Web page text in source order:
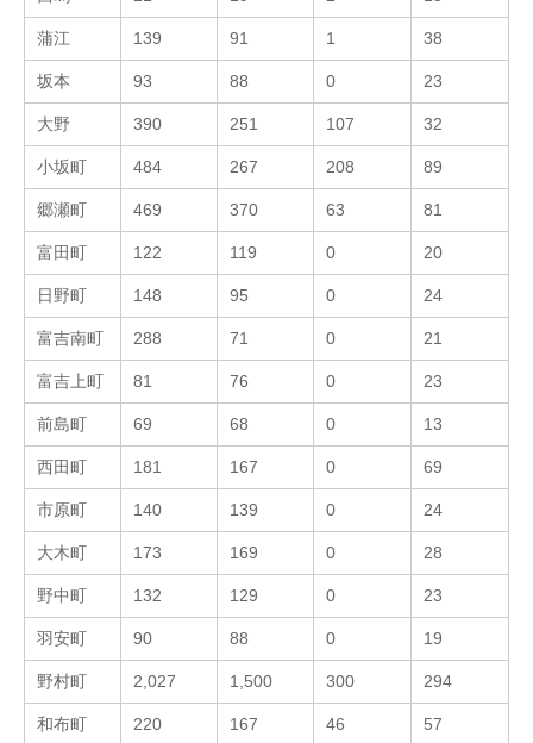
蒲江 139 91 1 38
坂本 93 88 0 23
大野 390 251 107 32
小坂町 484 267 208 89
郷瀬町 469 370 63 81
富田町 122 119 0 20
日野町 148 95 0 24
富吉南町 288 71 0 21
富吉上町 81 76 0 23
前島町 69 68 0 13
西田町 181 167 0 69
市原町 140 139 0 24
大木町 173 169 0 28
野中町 132 129 0 23
羽安町 90 88 0 19
野村町 2,027 1,500 300 294
和布町 220 167 46 57